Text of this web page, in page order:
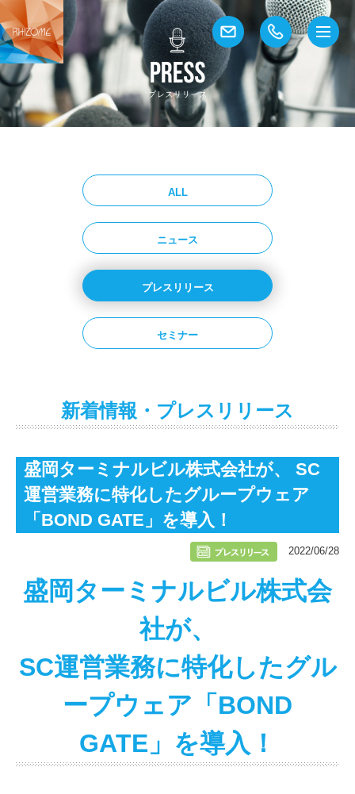
ALL
ニュース
プレスリリース
セミナー
新着情報・プレスリリース
盛岡ターミナルビル株式会社が、 SC
運営業務に特化したグループウェア
「BOND GATE」を導入！
2022/06/28
盛岡ターミナルビル株式会
社が、
SC運営業務に特化したグル
ープウェア「BOND
GATE」を導入！